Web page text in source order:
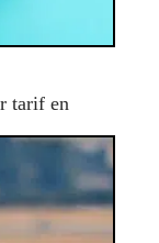
tarif en